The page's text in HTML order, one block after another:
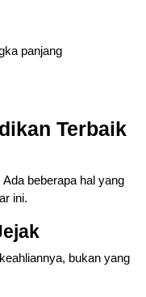
panjang
Terbaik
beberapa hal yang
ini.
bukan yang